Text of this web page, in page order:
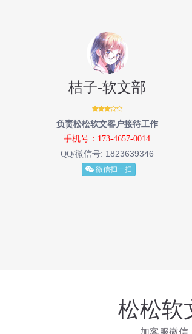
桔子-软文部
负责松松软文客户接待工作
手机号：173-4657-0014
QQ/微信号: 1823639346
微信扫一扫
松松软
加客服微信